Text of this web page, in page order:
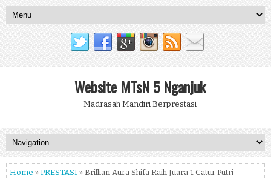
Website MTsN 5 Nganjuk
Madrasah Mandiri Berprestasi
Home » PRESTASI » Brillian Aura Shifa Raih Juara 1 Catur Putri